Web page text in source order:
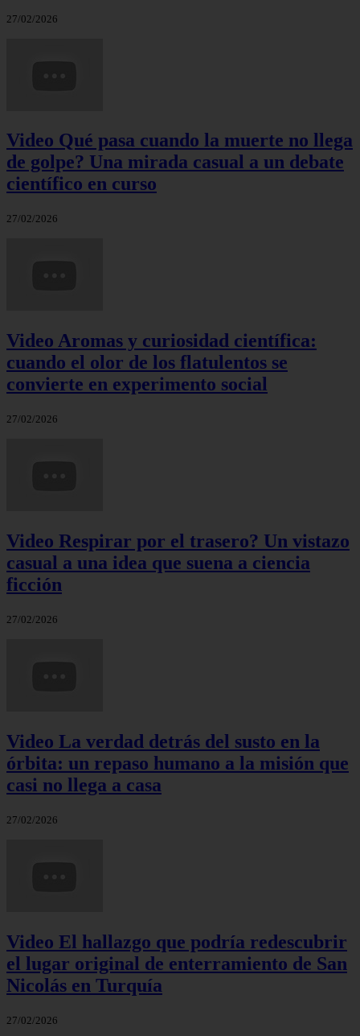
27/02/2026
Video Qué pasa cuando la muerte no llega
de golpe? Una mirada casual a un debate
científico en curso
27/02/2026
Video Aromas y curiosidad científica:
cuando el olor de los flatulentos se
convierte en experimento social
27/02/2026
Video Respirar por el trasero? Un vistazo
casual a una idea que suena a ciencia
ficción
27/02/2026
Video La verdad detrás del susto en la
órbita: un repaso humano a la misión que
casi no llega a casa
27/02/2026
Video El hallazgo que podría redescubrir
el lugar original de enterramiento de San
Nicolás en Turquía
27/02/2026